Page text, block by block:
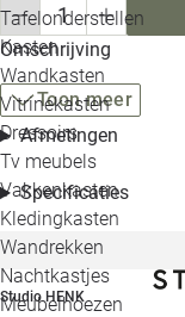
Tafelonderstellen
Kasten
Wandkasten
Vitrinekasten
Dressoirs
Tv meubels
Vakkenkasten
Kledingkasten
Wandrekken
Nachtkastjes
Meubelhoezen
Omschrijving
Toon meer
Afmetingen
Specificaties
Studio HENK